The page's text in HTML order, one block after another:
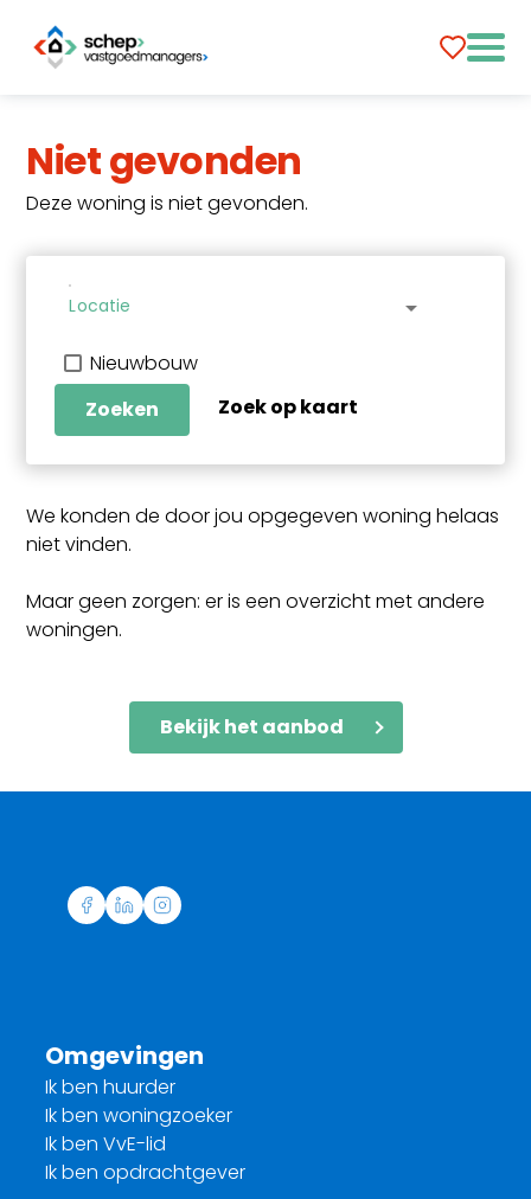
Niet gevonden
Deze woning is niet gevonden.
Locatie arrow_drop_down
Nieuwbouw
Zoeken
Zoek op kaart
We konden de door jou opgegeven woning helaas
niet vinden.
Maar geen zorgen: er is een overzicht met andere
woningen.
Bekijk het aanbod
Omgevingen
Ik ben huurder
Ik ben woningzoeker
Ik ben VvE-lid
Ik ben opdrachtgever